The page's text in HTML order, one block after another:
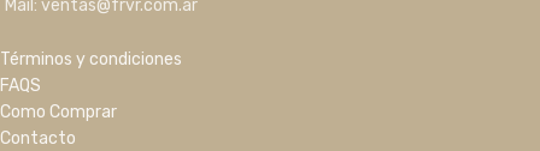
Mail: ventas@frvr.com.ar
Términos y condiciones
FAQS
Como Comprar
Contacto